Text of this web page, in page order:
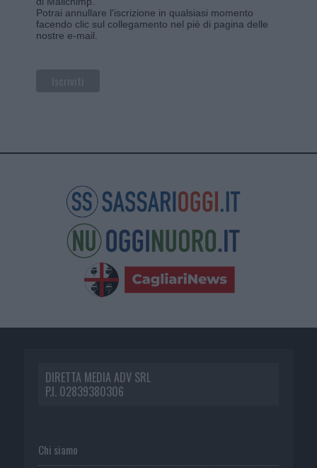
Potrai annullare l'iscrizione in qualsiasi momento
facendo clic sul collegamento nel piè di pagina delle
nostre e-mail.
DIRETTA MEDIA ADV SRL
P.I. 02839380306
Chi siamo